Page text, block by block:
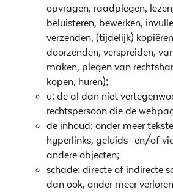
opvragen, raadplegen,
beluisteren, bewerken,
verzenden, (tijdelijk)
doorzenden, verspreiden,
maken, plegen van
kopen, huren);
u: de al dan niet
rechtspersoon die de
de inhoud: onder meer
hyperlinks, geluids- en/of
andere objecten;
schade: directe of indirecte
dan ook, onder meer